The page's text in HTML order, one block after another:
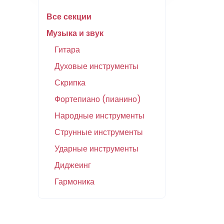
Все секции
Музыка и звук
Гитара
Духовые инструменты
Скрипка
Фортепиано (пианино)
Народные инструменты
Струнные инструменты
Ударные инструменты
Диджеинг
Гармоника